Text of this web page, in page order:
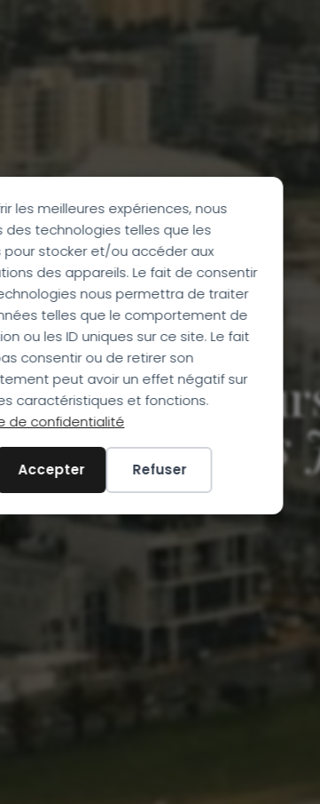
les meilleures expériences, nous
des technologies telles que les
pour stocker et/ou accéder aux
des appareils. Le fait de consentir
nous permettra de traiter
telles que le comportement de
ou les ID uniques sur ce site. Le fait
consentir ou de retirer son
peut avoir un effet négatif sur
caractéristiques et fonctions.
de confidentialité
Accepter Refuser
ACCOMPAGNÉ
12 JOURS
Sud : 13
la Route